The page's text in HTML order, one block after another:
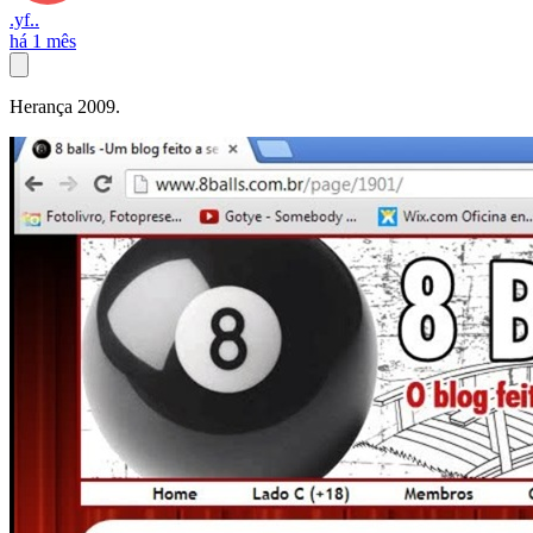
.yf..
há 1 mês
Herança 2009.